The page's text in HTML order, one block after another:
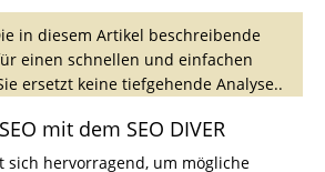
in diesem Artikel beschreibende
einen schnellen und einfachen
ersetzt keine tiefgehende Analyse..
mit dem SEO DIVER
sich hervorragend, um mögliche